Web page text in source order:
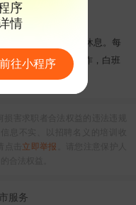
准；
能力；
工作安排，夜班可休息。每
休；早晚班倒班工作，白班
立即举报
服务
序
情
前往小程序